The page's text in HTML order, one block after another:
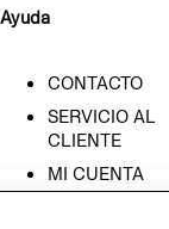
Ayuda
CONTACTO
SERVICIO AL
CLIENTE
MI CUENTA